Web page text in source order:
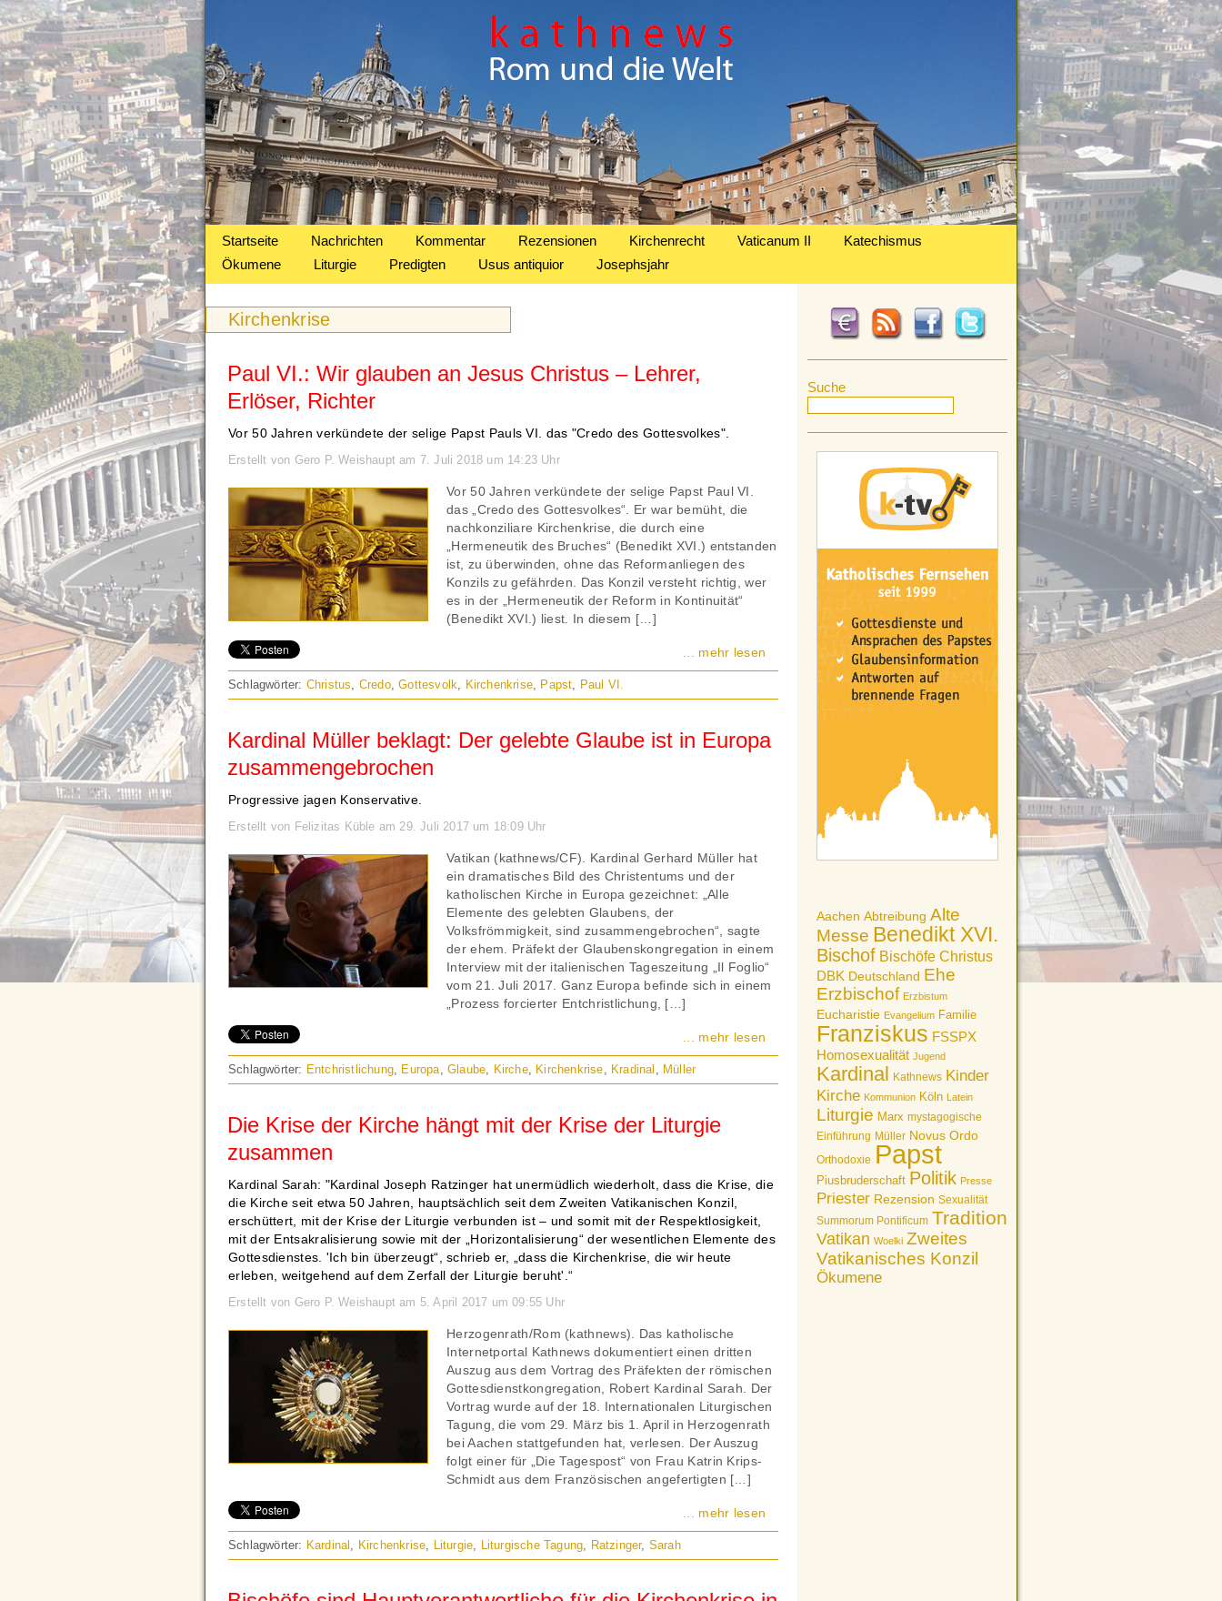
Startseite Nachrichten Kommentar Rezensionen Kirchenrecht Vaticanum II
Katechismus
Ökumene
Liturgie Predigten Usus antiquior Josephsjahr
Suche
Aachen Abtreibung Alte
Messe Benedikt XVI.
Bischof Bischöfe Christus
DBK Deutschland Ehe
Erzbischof Erzbistum
Eucharistie Evangelium Familie
Franziskus FSSPX
Homosexualität Jugend
Kardinal Kathnews Kinder
Kirche Kommunion Köln Latein
Liturgie Marx mystagogische
Einführung Müller Novus Ordo
Orthodoxie Papst
Piusbruderschaft Politik Presse
Priester Rezension Sexualität
Summorum Pontificum Tradition
Vatikan Woelki Zweites
Vatikanisches Konzil
Ökumene
Kirchenkrise
Paul VI.: Wir glauben an Jesus Christus – Lehrer,
Erlöser, Richter
Vor 50 Jahren verkündete der selige Papst Pauls VI. das "Credo des Gottesvolkes".
Erstellt von Gero P. Weishaupt am 7. Juli 2018 um 14:23 Uhr
Vor 50 Jahren verkündete der selige Papst Paul VI.
das „Credo des Gottesvolkes“. Er war bemüht, die
nachkonziliare Kirchenkrise, die durch eine
„Hermeneutik des Bruches“ (Benedikt XVI.) entstanden
ist, zu überwinden, ohne das Reformanliegen des
Konzils zu gefährden. Das Konzil versteht richtig, wer
es in der „Hermeneutik der Reform in Kontinuität“
(Benedikt XVI.) liest. In diesem […]
... mehr lesen
Schlagwörter: Christus, Credo,Gottesvolk, Kirchenkrise, Papst, Paul VI.
Kardinal Müller beklagt: Der gelebte Glaube ist in Europa
zusammengebrochen
Progressive jagen Konservative.
Erstellt von Felizitas Küble am 29. Juli 2017 um 18:09 Uhr
Vatikan (kathnews/CF). Kardinal Gerhard Müller hat
ein dramatisches Bild des Christentums und der
katholischen Kirche in Europa gezeichnet: „Alle
Elemente des gelebten Glaubens, der
Volksfrömmigkeit, sind zusammengebrochen“, sagte
der ehem. Präfekt der Glaubenskongregation in einem
Interview mit der italienischen Tageszeitung „Il Foglio“
vom 21. Juli 2017. Ganz Europa befinde sich in einem
„Prozess forcierter Entchristlichung, […]
... mehr lesen
Schlagwörter: Entchristlichung, Europa,Glaube, Kirche, Kirchenkrise, Kradinal , Müller
Die Krise der Kirche hängt mit der Krise der Liturgie
zusammen
Kardinal Sarah: "Kardinal Joseph Ratzinger hat unermüdlich wiederholt, dass die Krise, die
die Kirche seit etwa 50 Jahren, hauptsächlich seit dem Zweiten Vatikanischen Konzil,
erschüttert, mit der Krise der Liturgie verbunden ist – und somit mit der Respektlosigkeit,
mit der Entsakralisierung sowie mit der „Horizontalisierung“ der wesentlichen Elemente des
Gottesdienstes. 'Ich bin überzeugt“, schrieb er, „dass die Kirchenkrise, die wir heute
erleben, weitgehend auf dem Zerfall der Liturgie beruht'.“
Erstellt von Gero P. Weishaupt am 5. April 2017 um 09:55 Uhr
Herzogenrath/Rom (kathnews). Das katholische
Internetportal Kathnews dokumentiert einen dritten
Auszug aus dem Vortrag des Präfekten der römischen
Gottesdienstkongregation, Robert Kardinal Sarah. Der
Vortrag wurde auf der 18. Internationalen Liturgischen
Tagung, die vom 29. März bis 1. April in Herzogenrath
bei Aachen stattgefunden hat, verlesen. Der Auszug
folgt einer für „Die Tagespost“ von Frau Katrin Krips-
Schmidt aus dem Französischen angefertigten […]
... mehr lesen
Schlagwörter: Kardinal , Kirchenkrise, Liturgie, Liturgische Tagung, Ratzinger, Sarah